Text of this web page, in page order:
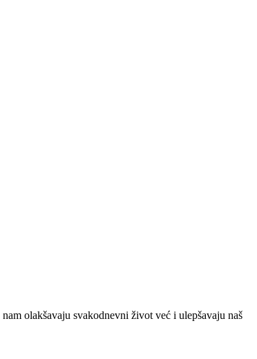
olakšavaju svakodnevni život već i ulepšavaju naš